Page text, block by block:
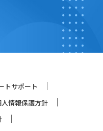
トサポート
情報保護方針